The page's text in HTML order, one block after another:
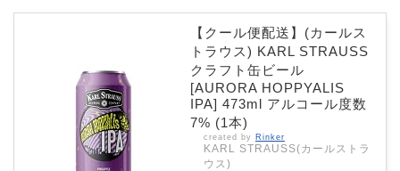
【クール便配送】(カールス
トラウス) KARL STRAUSS
クラフト缶ビール
[AURORA HOPPYALIS
IPA] 473ml アルコール度数
7% (1本)
created by Rinker
KARL STRAUSS(カールストラ
ウス)